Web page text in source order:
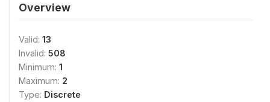
Overview
Valid: 13
Invalid: 508
Minimum: 1
Maximum: 2
Type: Discrete